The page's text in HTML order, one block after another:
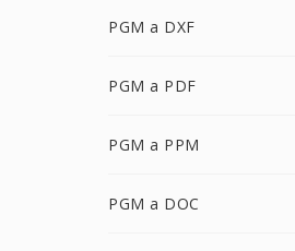
PGM a DXF
PGM a PDF
PGM a PPM
PGM a DOC